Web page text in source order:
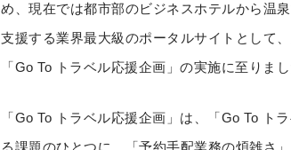
め、現在では都市部のビジネスホテルから温
支援する業界最大級のポータルサイトとして
「Go To トラベル応援企画」の実施に至りまし
「Go To トラベル応援企画」は、「Go To ト
る課題のひとつに、「予約手配業務の煩雑さ